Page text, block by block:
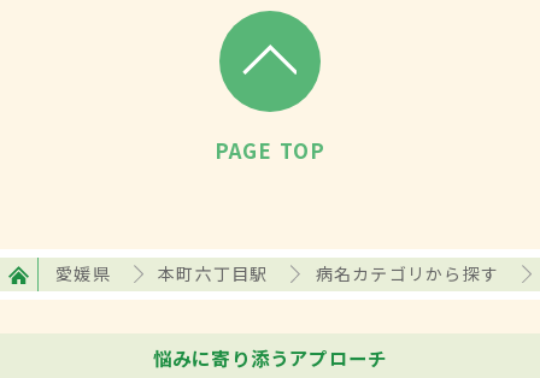
PAGE TOP
愛媛県 本町六丁目駅 病名カテゴリから探す
悩みに寄り添うアプローチ